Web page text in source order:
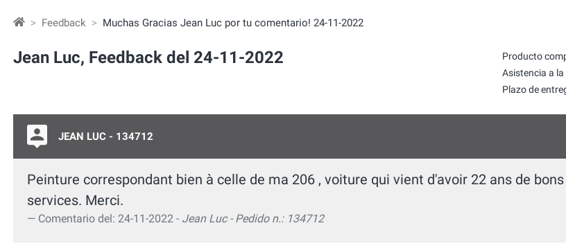
Feedback Muchas Gracias Jean Luc por tu comentario! 24-11-2022
Jean Luc, Feedback del 24-11-2022
Producto
Asistencia a
Plazo de
JEAN LUC - 134712
Peinture correspondant bien à celle de ma 206 , voiture qui vient d'avoir 22 ans de
services. Merci.
Comentario del: 24-11-2022 - Jean Luc - Pedido n.: 134712